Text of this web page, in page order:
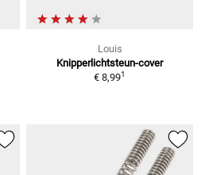
Louis
Knipperlichtsteun-cover
€ 8,991